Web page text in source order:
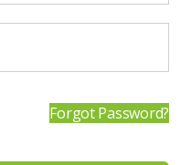
Forgot Password?